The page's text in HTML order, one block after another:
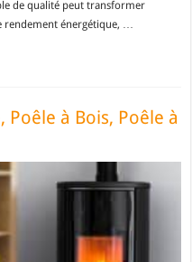
de qualité peut transformer
rendement énergétique, …
à Bois, Poêle à